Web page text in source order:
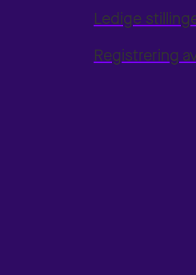
Ledige
Registrering